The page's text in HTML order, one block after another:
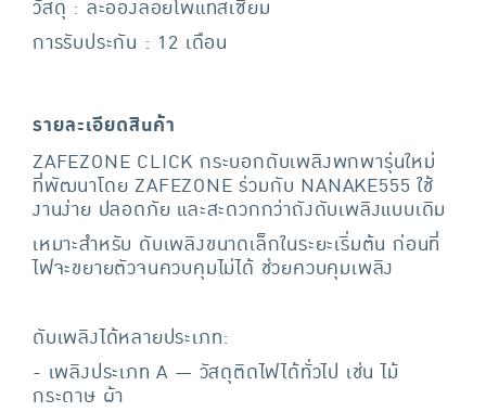
วัสดุ : ละอองลอยโพแทสเซียม
การรับประกัน : 12 เดือน
รายละเอียดสินค้า
ZAFEZONE CLICK กระบอกดับเพลิงพกพารุ่นใหม่
ที่พัฒนาโดย ZAFEZONE ร่วมกับ NANAKE555 ใช้
งานง่าย ปลอดภัย และสะดวกกว่าถังดับเพลิงแบบเดิม
เหมาะสำหรับ ดับเพลิงขนาดเล็กในระยะเริ่มต้น ก่อนที่
ไฟจะขยายตัวจนควบคุมไม่ได้ ช่วยควบคุมเพลิง
ดับเพลิงได้หลายประเภท:
- เพลิงประเภท A — วัสดุติดไฟได้ทั่วไป เช่น ไม้
กระดาษ ผ้า